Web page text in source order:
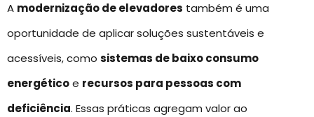
A modernização de elevadores também é uma
oportunidade de aplicar soluções sustentáveis e
acessíveis, como sistemas de baixo consumo
energéticoe recursos para pessoas com
deficiência. Essas práticas agregam valor ao